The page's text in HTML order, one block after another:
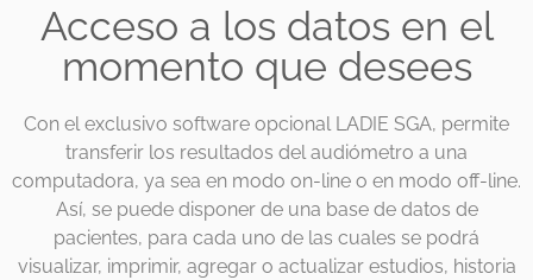
Acceso a los datos en el
momento que desees
Con el exclusivo software opcional LADIE SGA, permite
transferir los resultados del audiómetro a una
computadora, ya sea en modo on-line o en modo off-line.
Así, se puede disponer de una base de datos de
pacientes, para cada uno de las cuales se podrá
visualizar, imprimir, agregar o actualizar estudios, historia